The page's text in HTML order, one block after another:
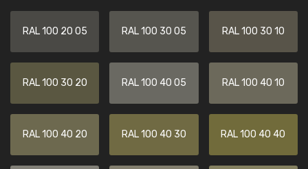
RAL 100 20 05 RAL 100 30 05 RAL 100 30 10
RAL 100 30 20 RAL 100 40 05 RAL 100 40 10
RAL 100 40 20 RAL 100 40 30 RAL 100 40 40